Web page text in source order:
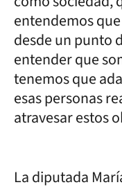
entendemos
desde un punto
entender que
tenemos que
esas personas
atravesar estos
La diputada